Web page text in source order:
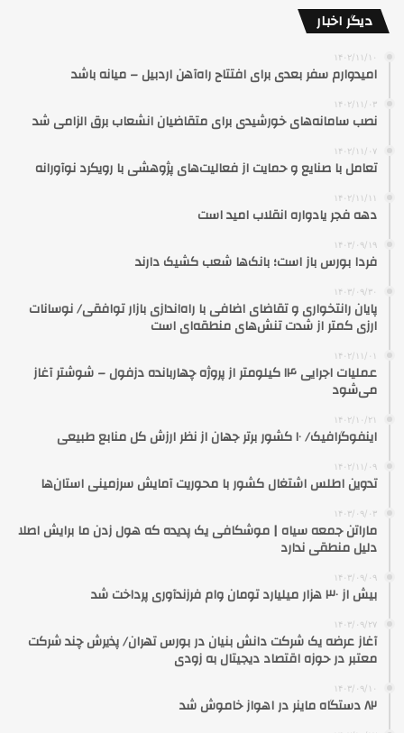
دیگر اخبار
۱۴۰۲/۱۱/۱۰
امیدوارم سفر بعدی برای افتتاح راه‌آهن اردبیل – میانه باشد
۱۴۰۲/۱۱/۰۳
نصب سامانه‌های خورشیدی برای متقاضیان انشعاب برق الزامی شد
۱۴۰۲/۱۱/۰۷
تعامل با صنایع و حمایت از فعالیت‌های پژوهشی با رویکرد نوآورانه
۱۴۰۲/۱۱/۱۱
دهه فجر یادواره انقلاب امید است
۱۴۰۳/۰۹/۱۹
فردا بورس‌ باز است؛ بانک‌ها شعب کشیک دارند
۱۴۰۳/۰۹/۳۰
پایان رانتخواری و تقاضای اضافی با راه‌اندازی بازار توافقی/ نوسانات
ارزی کمتر از شدت تنش‌های منطقه‌ای است
۱۴۰۲/۱۱/۰۱
عملیات اجرایی ۱۴ کیلومتر از پروژه چهاربانده دزفول – شوشتر آغاز
می‌شود
۱۴۰۲/۱۰/۲۱
اینفوگرافیک/ ۱۰ کشور برتر جهان از نظر ارزش کل منابع طبیعی
۱۴۰۲/۱۱/۰۹
تدوین اطلس اشتغال کشور با محوریت آمایش سرزمینی استان‌ها
۱۴۰۳/۰۹/۰۳
ماراتن جمعه سیاه | موشکافی یک پدیده که هول زدن ما برایش اصلا
دلیل منطقی ندارد
۱۴۰۳/۰۹/۰۹
بیش از ۳۰ هزار میلیارد تومان وام فرزندآوری پرداخت شد
۱۴۰۳/۰۹/۲۷
آغاز عرضه یک شرکت دانش بنیان در بورس تهران/ پذیرش چند شرکت
معتبر در حوزه اقتصاد دیجیتال به زودی
۱۴۰۳/۰۹/۱۰
۸۲ دستگاه ماینر در اهواز خاموش شد